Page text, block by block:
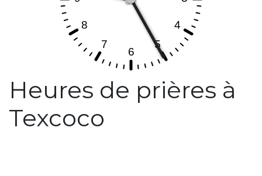
Heures de prières à
Texcoco